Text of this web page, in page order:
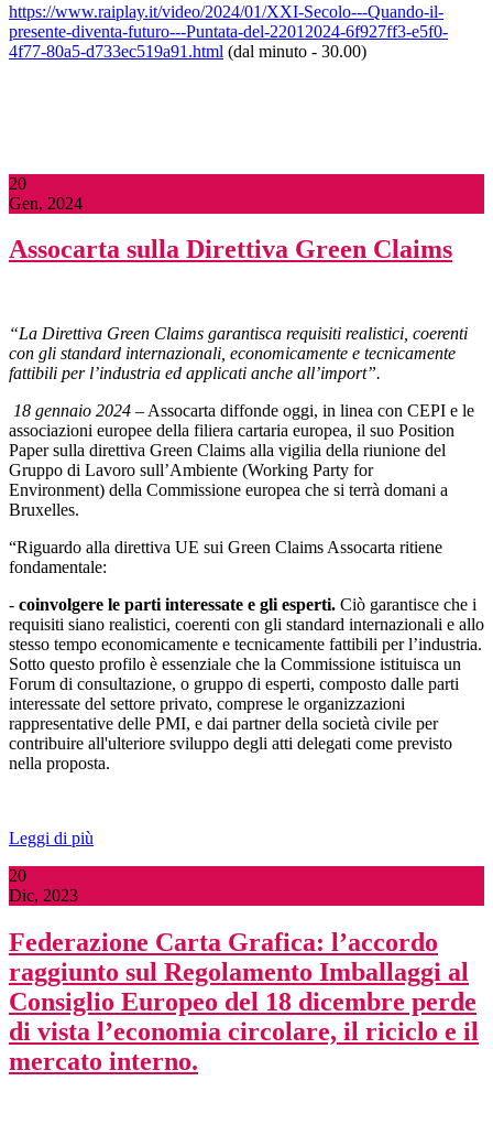
https://www.raiplay.it/video/2024/01/XXI-Secolo---Quando-il-
presente-diventa-futuro---Puntata-del-22012024-6f927ff3-e5f0-
4f77-80a5-d733ec519a91.html (dal minuto - 30.00)
20
Gen, 2024
Assocarta sulla Direttiva Green Claims
“La Direttiva Green Claims garantisca requisiti realistici, coerenti
con gli standard internazionali, economicamente e tecnicamente
fattibili per l’industria ed applicati anche all’import”.
18 gennaio 2024 – Assocarta diffonde oggi, in linea con CEPI e le
associazioni europee della filiera cartaria europea, il suo Position
Paper sulla direttiva Green Claims alla vigilia della riunione del
Gruppo di Lavoro sull’Ambiente (Working Party for
Environment) della Commissione europea che si terrà domani a
Bruxelles.
“Riguardo alla direttiva UE sui Green Claims Assocarta ritiene
fondamentale:
- coinvolgere le parti interessate e gli esperti. Ciò garantisce che i
requisiti siano realistici, coerenti con gli standard internazionali e allo
stesso tempo economicamente e tecnicamente fattibili per l’industria.
Sotto questo profilo è essenziale che la Commissione istituisca un
Forum di consultazione, o gruppo di esperti, composto dalle parti
interessate del settore privato, comprese le organizzazioni
rappresentative delle PMI, e dai partner della società civile per
contribuire all'ulteriore sviluppo degli atti delegati come previsto
nella proposta.
Leggi di più
20
Dic, 2023
Federazione Carta Grafica: l’accordo
raggiunto sul Regolamento Imballaggi al
Consiglio Europeo del 18 dicembre perde
di vista l’economia circolare, il riciclo e il
mercato interno.